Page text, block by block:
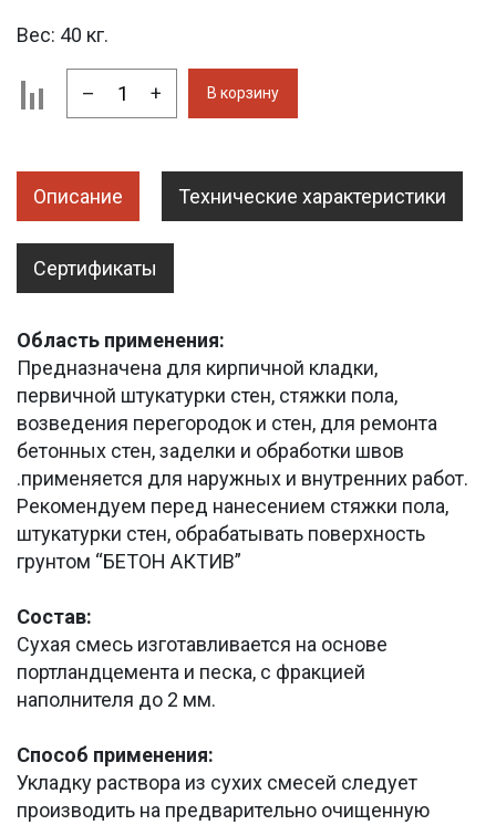
Вес: 40 кг.
– + В корзину
Описание Технические характеристики
Сертификаты
Область применения:
Предназначена для кирпичной кладки,
первичной штукатурки стен, стяжки пола,
возведения перегородок и стен, для ремонта
бетонных стен, заделки и обработки швов
.применяется для наружных и внутренних работ.
Рекомендуем перед нанесением стяжки пола,
штукатурки стен, обрабатывать поверхность
грунтом “БЕТОН АКТИВ”
Состав:
Сухая смесь изготавливается на основе
портландцемента и песка, с фракцией
наполнителя до 2 мм.
Способ применения:
Укладку раствора из сухих смесей следует
производить на предварительно очищенную